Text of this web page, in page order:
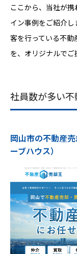
ここから、当社が
イン事例をご紹介
客を行っている不
を、オリジナルでご
社員数が多い
岡山市の不動産
ーブハウス）